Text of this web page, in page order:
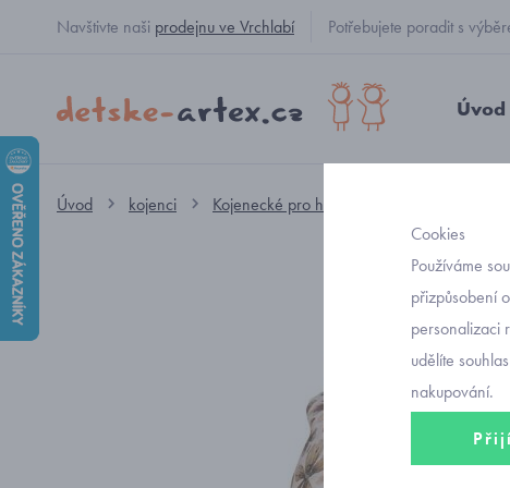
Navštivte naši prodejnu ve Vrchlabí Potřebujete poradit s
Úvod
Úvod kojenci Kojenecké pro holčičky
Cookies
Používáme
přizpůsobení
personalizaci
udělíte
nakupování.